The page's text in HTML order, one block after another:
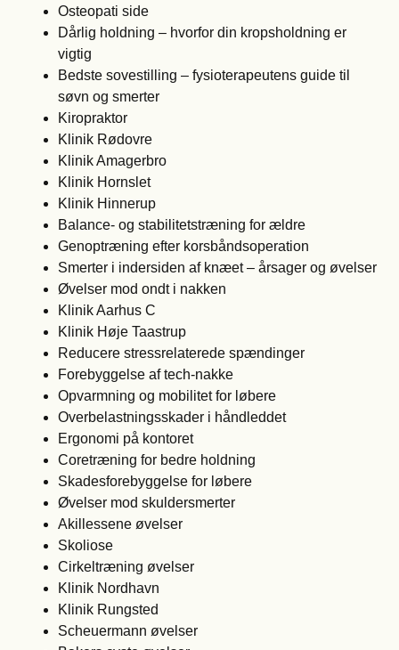
Osteopati side
Dårlig holdning – hvorfor din kropsholdning er
vigtig
Bedste sovestilling – fysioterapeutens guide til
søvn og smerter
Kiropraktor
Klinik Rødovre
Klinik Amagerbro
Klinik Hornslet
Klinik Hinnerup
Balance- og stabilitetstræning for ældre
Genoptræning efter korsbåndsoperation
Smerter i indersiden af knæet – årsager og øvelser
Øvelser mod ondt i nakken
Klinik Aarhus C
Klinik Høje Taastrup
Reducere stressrelaterede spændinger
Forebyggelse af tech-nakke
Opvarmning og mobilitet for løbere
Overbelastningsskader i håndleddet
Ergonomi på kontoret
Coretræning for bedre holdning
Skadesforebyggelse for løbere
Øvelser mod skuldersmerter
Akillessene øvelser
Skoliose
Cirkeltræning øvelser
Klinik Nordhavn
Klinik Rungsted
Scheuermann øvelser